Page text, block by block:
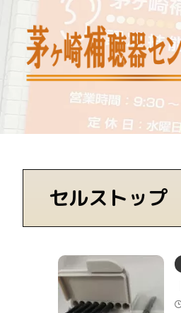
セルストップ